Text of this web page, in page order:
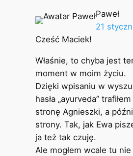
Paweł
21
Cześć Maciek!
Właśnie, to chyba jest
moment w moim życiu.
Dzięki wpisaniu w
hasła „ayurveda”
stronę Agnieszki, a
strony. Tak, jak Ewa
ja też tak czuję.
Ale mogłem wcale tu